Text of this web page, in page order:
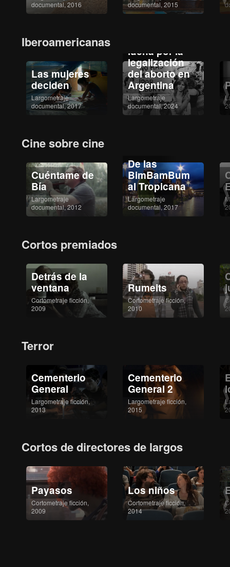
documental, 2016
documental, 2015
Iberoamericanas
Las mujeres
deciden
Largometraje
documental, 2017
lucha por la
legalización
del aborto en
Argentina
Largometraje
documental, 2024
Cine sobre cine
Cuéntame de
Bía
Largometraje
documental, 2012
De las
BimBamBum
al Tropicana
Largometraje
documental, 2017
Cortos premiados
Detrás de la
ventana
Cortometraje ficción,
2009
Rumeits
Cortometraje ficción,
2010
Terror
Cementerio
General
Largometraje ficción,
2013
Cementerio
General 2
Largometraje ficción,
2015
Cortos de directores de largos
Payasos
Cortometraje ficción,
2009
Los niños
Cortometraje ficción,
2014